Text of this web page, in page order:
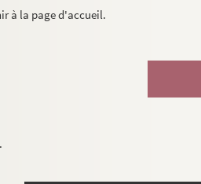
à la page d'accueil.
.